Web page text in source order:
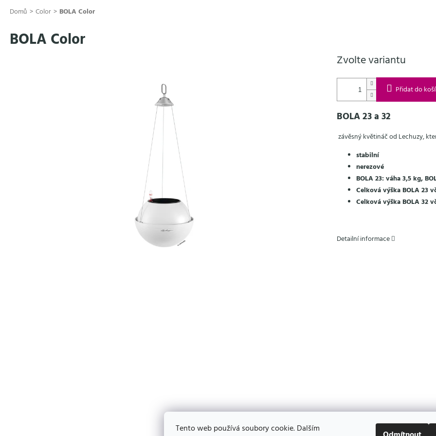
Tento web používá soubory cookie. Dalším
Domů Color BOLA Color
BOLA Color
Zvolte variantu
Přidat do
BOLA 23 a 32
závěsný květináč od Lechuzy,
stabilní
nerezové
BOLA 23: váha 3,5 kg,
Celková výška BOLA 23
Celková výška BOLA 32
Detailní informace